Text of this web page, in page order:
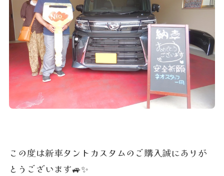
この度は新車タントカスタムのご購入誠にありが
とうございます🚙✨